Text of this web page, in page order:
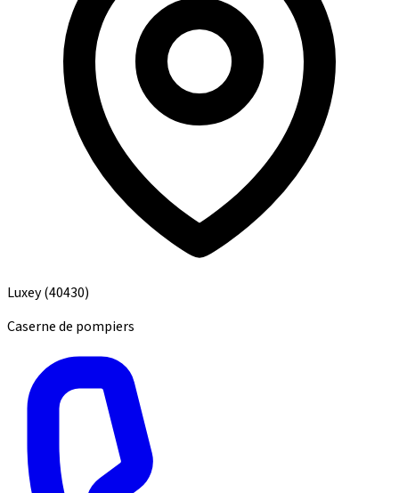
Luxey(40430)
Caserne de pompiers